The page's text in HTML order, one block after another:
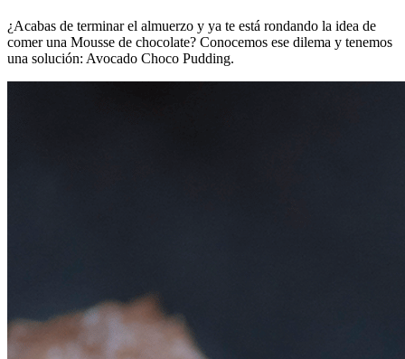
¿Acabas de terminar el almuerzo y ya te está rondando la idea de
comer una Mousse de chocolate? Conocemos ese dilema y tenemos
una solución: Avocado Choco Pudding.